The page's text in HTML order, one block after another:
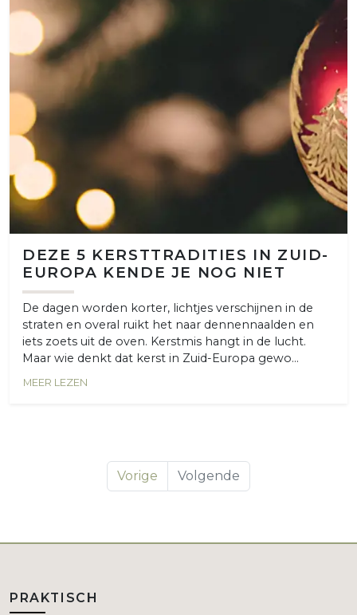
DEZE 5 KERSTTRADITIES IN ZUID-
EUROPA KENDE JE NOG NIET
De dagen worden korter, lichtjes verschijnen in de
straten en overal ruikt het naar dennennaalden en
iets zoets uit de oven. Kerstmis hangt in de lucht.
Maar wie denkt dat kerst in Zuid-Europa gewo...
MEER LEZEN
Vorige Volgende
PRAKTISCH